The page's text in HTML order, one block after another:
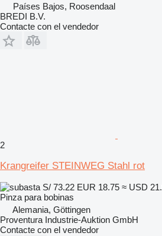
Países Bajos, Roosendaal
BREDI B.V.
Contacte con el vendedor
2
Krangreifer STEINWEG Stahl rot
S/ 73.22 EUR 18.75 ≈ USD
Pinza para bobinas
Alemania, Göttingen
Proventura Industrie-Auktion GmbH
Contacte con el vendedor